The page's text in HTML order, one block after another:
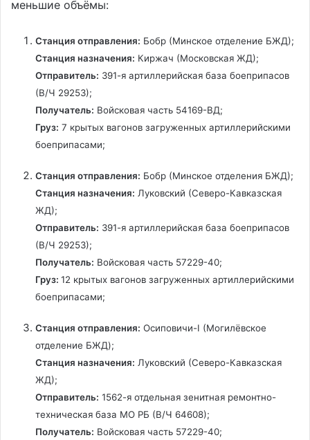
з
с
и
меньшие объёмы:
Станция отправления: Бобр (Минское отделение БЖД);
Станция назначения: Киржач (Московская ЖД);
Отправитель: 391-я артиллерийская база боеприпасов
(В/Ч 29253);
Получатель: Войсковая часть 54169-ВД;
Груз: 7 крытых вагонов загруженных артиллерийскими
боеприпасами;
Станция отправления: Бобр (Минское отделения БЖД);
Станция назначения: Луковский (Северо-Кавказская
ЖД);
Отправитель: 391-я артиллерийская база боеприпасов
(В/Ч 29253);
Получатель: Войсковая часть 57229-40;
Груз: 12 крытых вагонов загруженных артиллерийскими
боеприпасами;
Станция отправления: Осиповичи-I (Могилёвское
отделение БЖД);
Станция назначения: Луковский (Северо-Кавказская
ЖД);
Отправитель: 1562-я отдельная зенитная ремонтно-
техническая база МО РБ (В/Ч 64608);
Получатель: Войсковая часть 57229-40;